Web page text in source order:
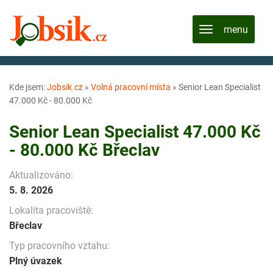
Kde jsem:Jobsik.cz » Volná pracovní místa » Senior Lean Specialist
47.000 Kč - 80.000 Kč
Senior Lean Specialist 47.000 Kč
- 80.000 Kč Břeclav
Aktualizováno:
5. 8. 2026
Lokalita pracoviště:
Břeclav
Typ pracovního vztahu:
Plný úvazek